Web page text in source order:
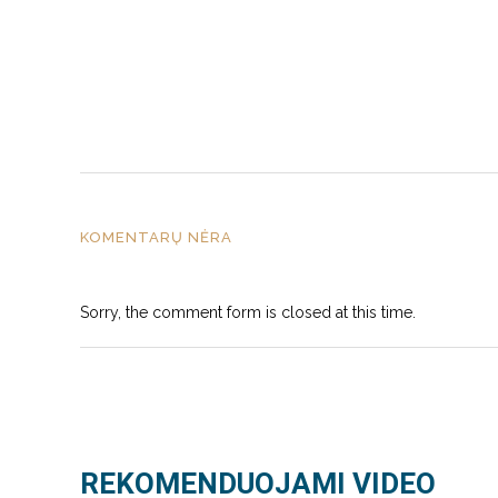
KOMENTARŲ NĖRA
Sorry, the comment form is closed at this time.
REKOMENDUOJAMI VIDEO